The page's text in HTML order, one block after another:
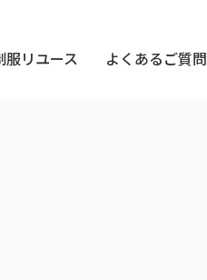
服リユース よくあるご質問